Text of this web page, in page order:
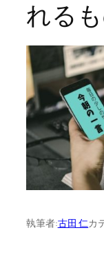
れるも
執筆者:古田 仁カ